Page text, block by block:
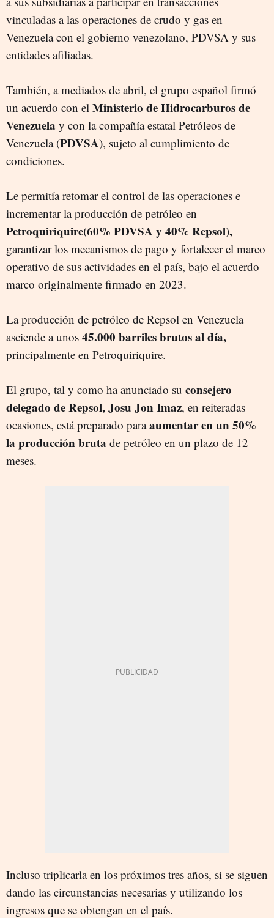
vinculadas a las operaciones de crudo y gas en
Venezuela con el gobierno venezolano, PDVSA y sus
entidades afiliadas.
También, a mediados de abril, el grupo español firmó
un acuerdo con el Ministerio de Hidrocarburos de
Venezuela y con la compañía estatal Petróleos de
Venezuela (PDVSA), sujeto al cumplimiento de
condiciones.
Le permitía retomar el control de las operaciones e
incrementar la producción de petróleo en
Petroquiriquire(60% PDVSA y 40% Repsol),
garantizar los mecanismos de pago y fortalecer el marco
operativo de sus actividades en el país, bajo el acuerdo
marco originalmente firmado en 2023.
La producción de petróleo de Repsol en Venezuela
asciende a unos 45.000 barriles brutos al día,
principalmente en Petroquiriquire.
El grupo, tal y como ha anunciado su consejero
delegado de Repsol, Josu Jon Imaz, en reiteradas
ocasiones, está preparado paraaumentar en un 50%
la producción bruta de petróleo en un plazo de 12
meses.
Incluso triplicarla en los próximos tres años, si se siguen
dando las circunstancias necesarias y utilizando los
ingresos que se obtengan en el país.